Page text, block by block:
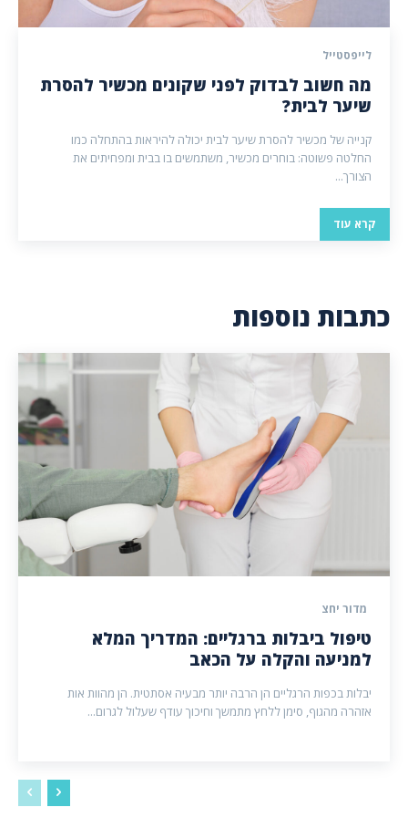
לייפסטייל
מה חשוב לבדוק לפני שקונים מכשיר להסרת
שיער לבית?
קנייה של מכשיר להסרת שיער לבית יכולה להיראות בהתחלה כמו
החלטה פשוטה: בוחרים מכשיר, משתמשים בו בבית ומפחיתים את
הצורך...
קרא עוד
כתבות נוספות
מדור יחצ
טיפול ביבלות ברגליים: המדריך המלא
למניעה והקלה על הכאב
יבלות בכפות הרגליים הן הרבה יותר מבעיה אסתטית. הן מהוות אות
אזהרה מהגוף, סימן ללחץ מתמשך וחיכוך עודף שעלול לגרום...